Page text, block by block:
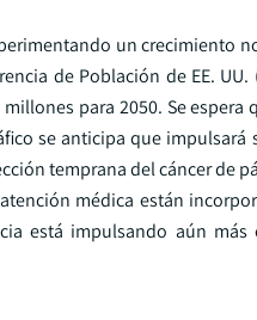
un crecimiento
de Población de EE.
para 2050. Se
se anticipa que
temprana del cáncer de
médica están
está impulsando aún